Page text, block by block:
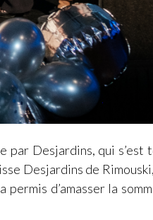
Desjardins, qui s’est
Desjardins de
d’amasser la